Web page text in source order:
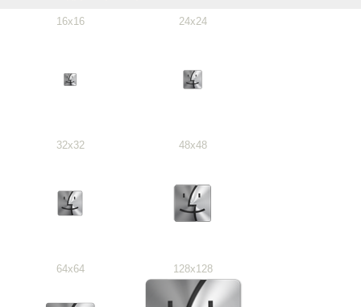
16x16 24x24
32x32 48x48
64x64 128x128